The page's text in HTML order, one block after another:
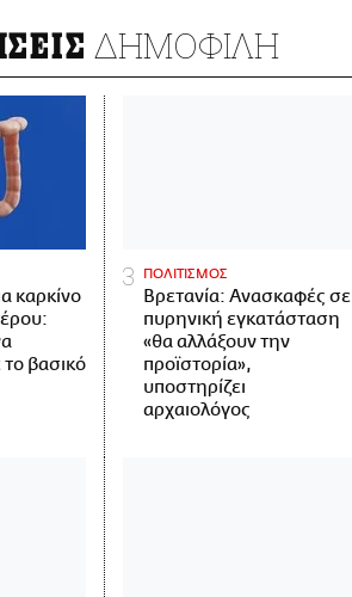
ΔΗΜΟΦΙΛΗ
καρκίνο
βασικό
ΠΟΛΙΤΙΣΜΟΣ
Βρετανία: Ανασκαφές σε
πυρηνική εγκατάσταση
«θα αλλάξουν την
προϊστορία»,
υποστηρίζει
αρχαιολόγος